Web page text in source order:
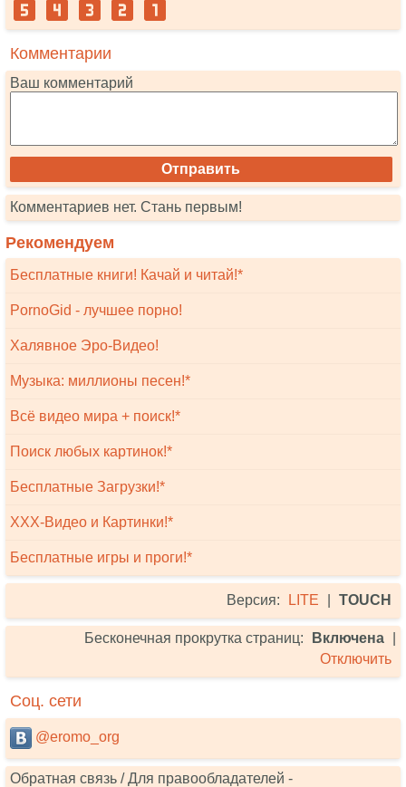
Комментарии
Ваш комментарий
Комментариев нет. Стань первым!
Рекомендуем
Бесплатные книги! Качай и читай!*
PornoGid - лучшее порно!
Халявное Эро-Видео!
Музыка: миллионы песен!*
Всё видео мира + поиск!*
Поиск любых картинок!*
Бесплатные Загрузки!*
XXX-Видео и Картинки!*
Бесплатные игры и проги!*
Версия: LITE TOUCH
Бесконечная прокрутка страниц: Включена
Отключить
Соц. сети
@eromo_org
Обратная связь / Для правообладателей -